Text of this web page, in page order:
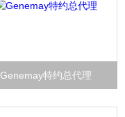
Genemay特约总代理